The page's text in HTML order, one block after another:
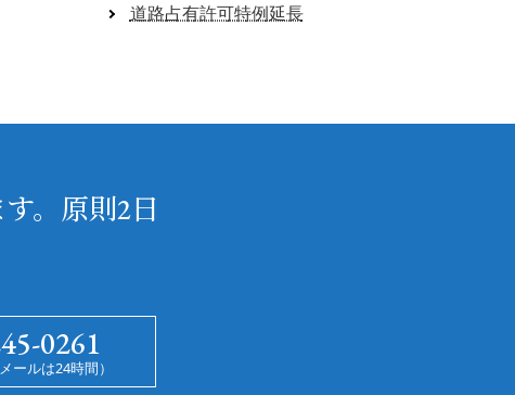
道路占有許可特例延長
。原則2日
0261
ールは24時間）